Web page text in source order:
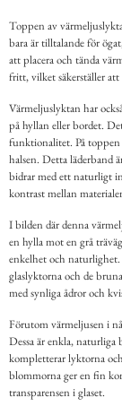
Toppen av
bara är tilltalande för
att placera och tända
fritt, vilket säkerställer
Värmeljuslyktan har
på hyllan eller bordet.
funktionalitet. På
halsen. Detta läderband
bidrar med ett naturligt
kontrast mellan
I bilden där denna
en hylla mot en grå
enkelhet och naturlighet.
glaslyktorna och de
med synliga ådror och
Förutom värmeljusen i
Dessa är enkla, naturliga
kompletterar lyktorna
blommorna ger en fin
transparensen i glaset.